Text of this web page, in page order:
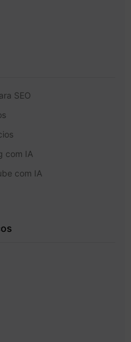
SEO
com IA
com IA